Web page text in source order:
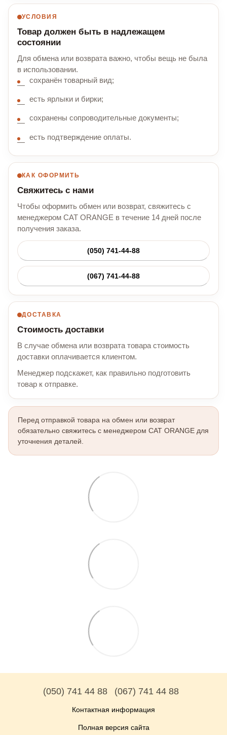
УСЛОВИЯ
Товар должен быть в надлежащем
состоянии
Для обмена или возврата важно, чтобы вещь не была
в использовании.
сохранён товарный вид;
есть ярлыки и бирки;
сохранены сопроводительные документы;
есть подтверждение оплаты.
КАК ОФОРМИТЬ
Свяжитесь с нами
Чтобы оформить обмен или возврат, свяжитесь с
менеджером CAT ORANGE в течение 14 дней после
получения заказа.
(050) 741-44-88
(067) 741-44-88
ДОСТАВКА
Стоимость доставки
В случае обмена или возврата товара стоимость
доставки оплачивается клиентом.
Менеджер подскажет, как правильно подготовить
товар к отправке.
Перед отправкой товара на обмен или возврат
обязательно свяжитесь с менеджером CAT ORANGE для
уточнения деталей.
(050) 741 44 88 (067) 741 44 88
Контактная информация
Полная версия сайта